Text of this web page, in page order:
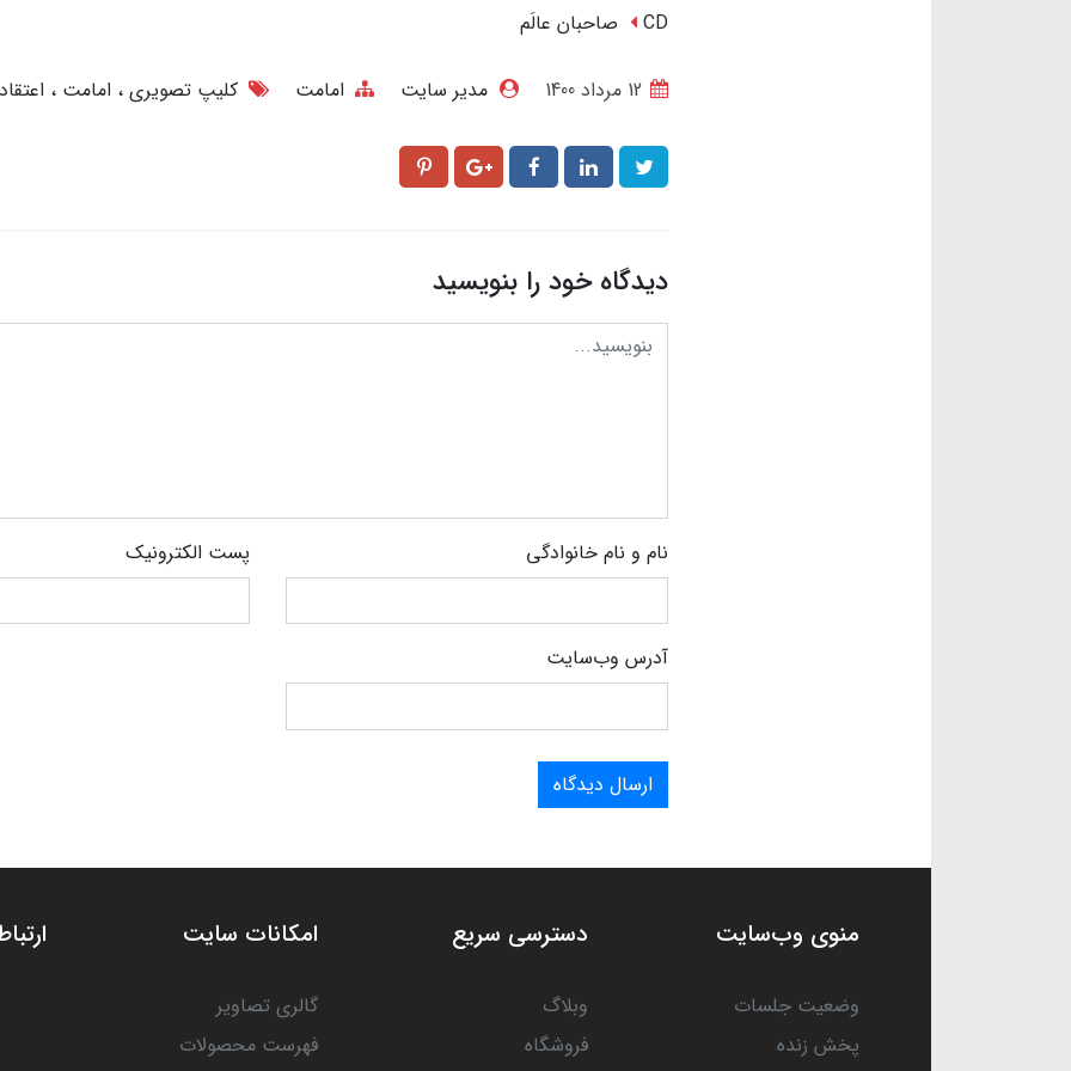
CD صاحبان عالَم
مدیر سایت امامت کلیپ تصویری امامت
دیدگاه خود را بنویسید
نام و نام خانوادگی پست الکترونیک
آدرس وب‌سایت
ارسال دیدگاه
منوی وب‌سایت
وضعیت جلسات
پخش زنده
دسترسی سریع
وبلاگ
فروشگاه
امکانات سایت
گالری تصاویر
فهرست محصولات